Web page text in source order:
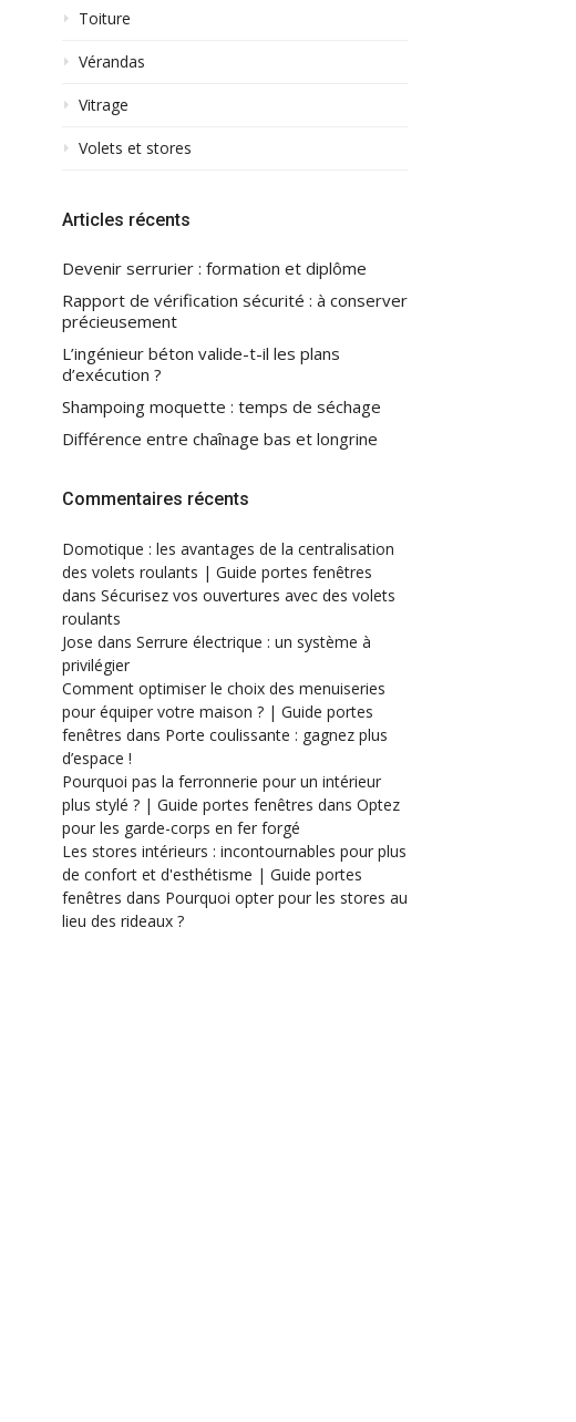
Toiture
Vérandas
Vitrage
Volets et stores
Articles récents
Devenir serrurier : formation et diplôme
Rapport de vérification sécurité : à conserver
précieusement
L’ingénieur béton valide-t-il les plans
d’exécution ?
Shampoing moquette : temps de séchage
Différence entre chaînage bas et longrine
Commentaires récents
Domotique : les avantages de la centralisation
des volets roulants | Guide portes fenêtres
dans Sécurisez vos ouvertures avec des volets
roulants
Jose dans Serrure électrique : un système à
privilégier
Comment optimiser le choix des menuiseries
pour équiper votre maison ? | Guide portes
fenêtres dans Porte coulissante : gagnez plus
d’espace !
Pourquoi pas la ferronnerie pour un intérieur
plus stylé ? | Guide portes fenêtres dans Optez
pour les garde-corps en fer forgé
Les stores intérieurs : incontournables pour plus
de confort et d'esthétisme | Guide portes
fenêtres dans Pourquoi opter pour les stores au
lieu des rideaux ?